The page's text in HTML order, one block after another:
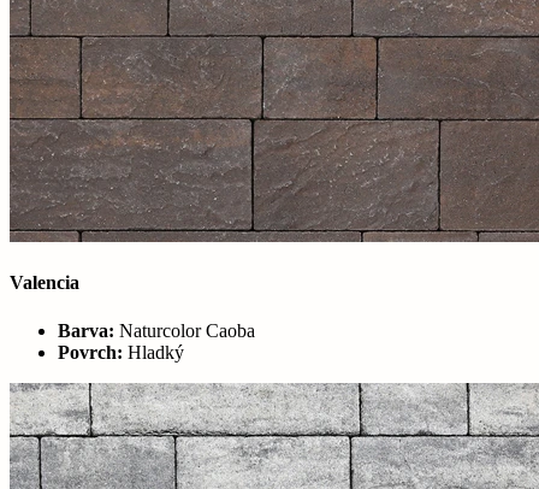
Valencia
Barva: Naturcolor Caoba
Povrch: Hladký